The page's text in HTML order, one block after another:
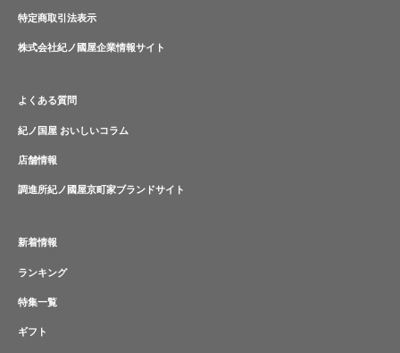
特定商取引法表示
株式会社紀ノ國屋企業情報サイト
よくある質問
紀ノ国屋 おいしいコラム
店舗情報
調進所紀ノ國屋京町家ブランドサイト
新着情報
ランキング
特集一覧
ギフト